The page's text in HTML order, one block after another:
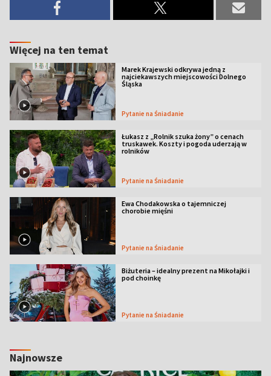
Więcej na ten temat
Marek Krajewski odkrywa jedną z
najciekawszych miejscowości Dolnego
Śląska
Pytanie na Śniadanie
Łukasz z „Rolnik szuka żony” o cenach
truskawek. Koszty i pogoda uderzają w
rolników
Pytanie na Śniadanie
Ewa Chodakowska o tajemniczej
chorobie mięśni
Pytanie na Śniadanie
Biżuteria – idealny prezent na Mikołajki i
pod choinkę
Pytanie na Śniadanie
Najnowsze